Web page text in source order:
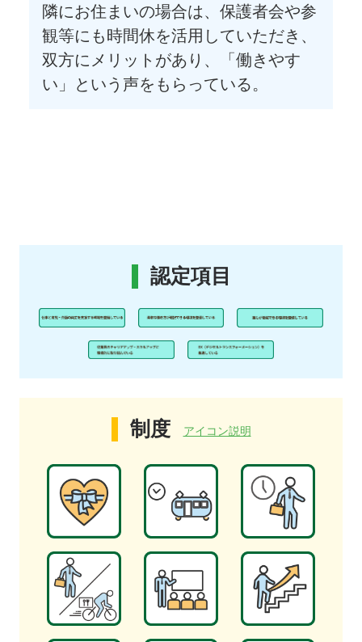
隣にお住まいの場合は、保護者会や参
観等にも時間休を活用していただき、
双方にメリットがあり、「働きやす
い」という声をもらっている。
認定項目
制度 アイコン説明